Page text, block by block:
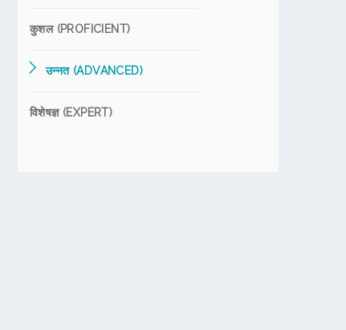
कुशल (PROFICIENT)
उन्नत (ADVANCED)
विशेषज्ञ (EXPERT)